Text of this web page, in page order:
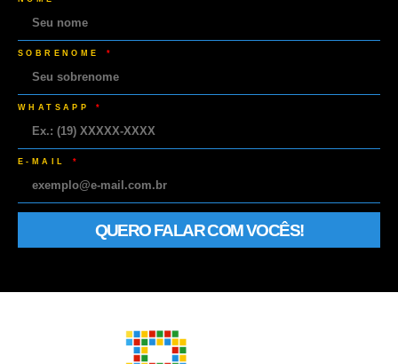
SOBRENOME
WHATSAPP
E-MAIL
QUERO FALAR COM VOCÊS!